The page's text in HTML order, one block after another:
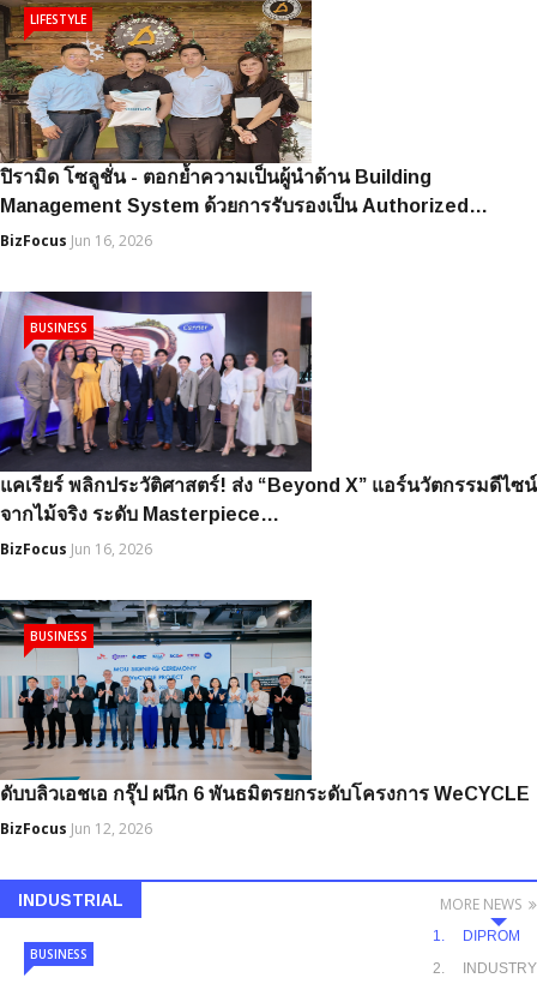
ปิรามิด โซลูชั่น - ตอกย้ำความเป็นผู้นำด้าน Building
Management System ด้วยการรับรองเป็น Authorized…
BizFocus Jun 16, 2026
LIFESTYLE
แคเรียร์ พลิกประวัติศาสตร์! ส่ง “Beyond X” แอร์นวัตกรรมดีไซน์
จากไม้จริง ระดับ Masterpiece…
BizFocus Jun 16, 2026
BUSINESS
ดับบลิวเอชเอ กรุ๊ป ผนึก 6 พันธมิตรยกระดับโครงการ WeCYCLE
BizFocus Jun 12, 2026
BUSINESS
INDUSTRIAL
DIPROM
INDUSTRY
BUSINESS
MORE NEWS